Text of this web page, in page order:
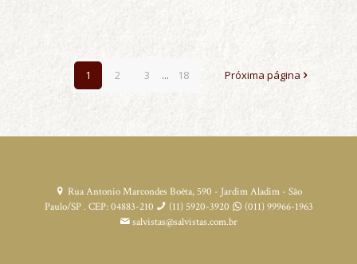
1 2 3 ... 18 Próxima página
Rua Antonio Marcondes Boêta, 590 - Jardim Aladim - São
Paulo/SP . CEP: 04883-210
(11) 5920-3920
(011) 99966-1963
salvistas@salvistas.com.br